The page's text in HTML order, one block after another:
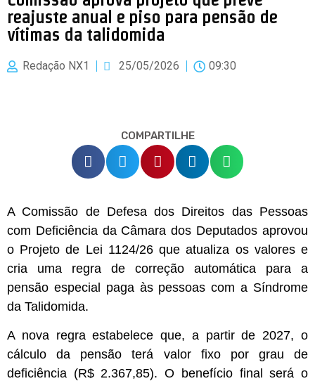
reajuste anual e piso para pensão de
vítimas da talidomida
Redação NX1 25/05/2026 09:30
COMPARTILHE
A Comissão de Defesa dos Direitos das Pessoas
com Deficiência da Câmara dos Deputados aprovou
o Projeto de Lei 1124/26 que atualiza os valores e
cria uma regra de correção automática para a
pensão especial paga às pessoas com a Síndrome
da Talidomida.
A nova regra estabelece que, a partir de 2027, o
cálculo da pensão terá valor fixo por grau de
deficiência (R$ 2.367,85). O benefício final será o